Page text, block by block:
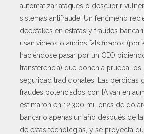
automatizar ataques o descubrir
sistemas antifraude. Un fenómeno
deepfakes en estafas y fraudes
usan videos o audios falsificados (por
haciéndose pasar por un CEO
transferencia) que ponen a prueba
seguridad tradicionales. Las pérdidas
fraudes potenciados con IA van en
estimaron en 12.300 millones de
bancario apenas un año después de
de estas tecnologías, y se proyecta